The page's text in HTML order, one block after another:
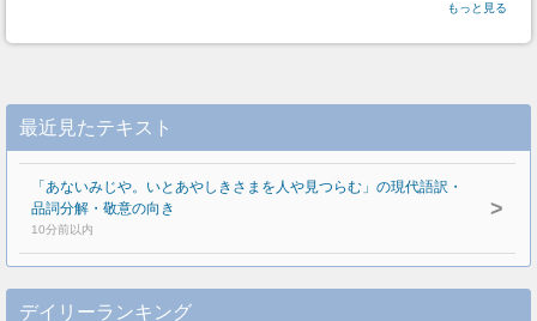
もっと見る
最近見たテキスト
「あないみじや。いとあやしきさまを人や見つらむ」の現代語訳・
品詞分解・敬意の向き
10分前以内
>
デイリーランキング